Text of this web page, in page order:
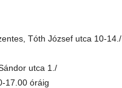
Tóth József utca 10-14./
utca 1./
17.00 óráig